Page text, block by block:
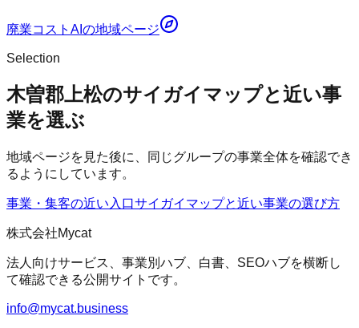
廃業コストAI の地域ページ
Selection
木曽郡上松のサイガイマップと近い事
業を選ぶ
地域ページを見た後に、同じグループの事業全体を確認でき
るようにしています。
事業・集客の近い入口サイガイマップと近い事業の選び方
株式会社Mycat
法人向けサービス、事業別ハブ、白書、SEOハブを横断し
て確認できる公開サイトです。
info@mycat.business